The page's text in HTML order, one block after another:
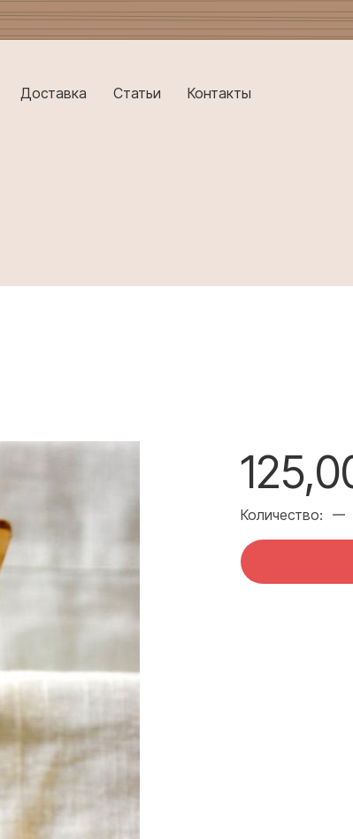
Доставка Статьи Контакты
Количество: